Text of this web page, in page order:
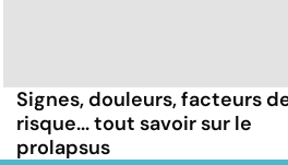
Signes, douleurs, facteurs
risque... tout savoir sur le
prolapsus